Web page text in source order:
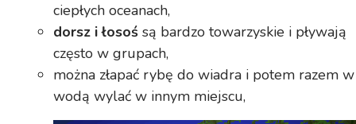
ciepłych oceanach,
dorsz i łosoś są bardzo towarzyskie i pływają
często w grupach,
można złapać rybę do wiadra i potem razem w
wodą wylać w innym miejscu,